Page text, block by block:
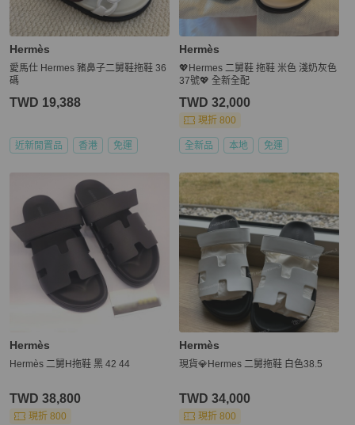
Hermès
愛馬仕 Hermes 豬鼻子二舅鞋拖鞋 36
碼
TWD 19,388
近新閒置品 香港 免運
Hermès
💖Hermes 二舅鞋 拖鞋 米色 淺奶灰色
37號💖 全新全配
TWD 32,000
現折 800
全新品 本地 免運
Hermès
Hermès 二舅H拖鞋 黑 42 44
TWD 38,800
現折 800
Hermès
現貨💎Hermes 二舅拖鞋 白色38.5
TWD 34,000
現折 800